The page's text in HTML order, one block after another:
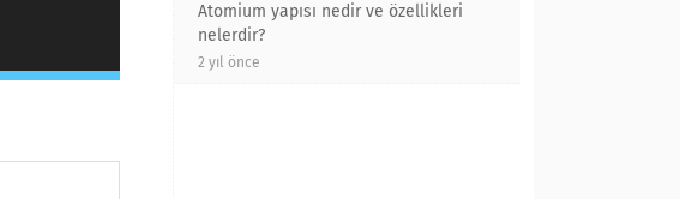
Atomium yapısı nedir ve özellikleri
nelerdir?
2 yıl önce